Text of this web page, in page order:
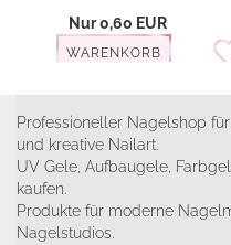
Nur 0,60 EUR
WARENKORB
Professioneller Nagelshop
und kreative Nailart.
UV Gele, Aufbaugele,
kaufen.
Produkte für moderne
Nagelstudios.